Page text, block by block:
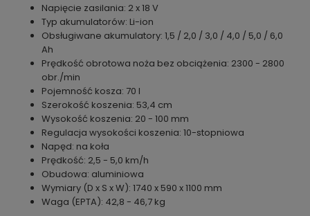
Napięcie zasilania: 2 x 18 V
Typ akumulatorów: Li-ion
Obsługiwane akumulatory: 1,5 / 2,0 / 3,0 / 4,0 / 5,0 / 6,0
Ah
Prędkość obrotowa noża bez obciążenia: 2300 - 2800
obr./min
Pojemność kosza: 70 l
Szerokość koszenia: 53,4 cm
Wysokość koszenia: 20 - 100 mm
Regulacja wysokości koszenia: 10-stopniowa
Napęd: na koła
Prędkość: 2,5 - 5,0 km/h
Obudowa: aluminiowa
Wymiary (D x S x W): 1740 x 590 x 1100 mm
Waga (EPTA): 42,8 - 46,7 kg